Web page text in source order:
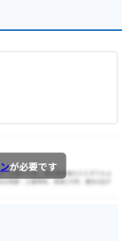
が必要です